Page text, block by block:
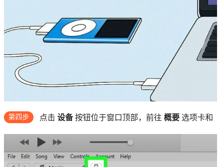
第四步 点击 设备按钮位于窗口顶部，前往 概要 选项卡和